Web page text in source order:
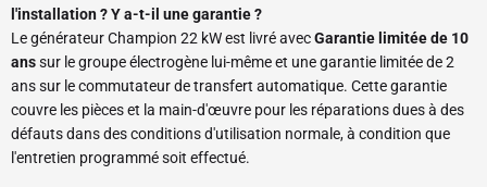
l'installation ? Y a-t-il une garantie ?
Le générateur Champion 22 kW est livré avecGarantie limitée de 10
anssur le groupe électrogène lui-même et une garantie limitée de 2
ans sur le commutateur de transfert automatique. Cette garantie
couvre les pièces et la main-d'œuvre pour les réparations dues à des
défauts dans des conditions d'utilisation normale, à condition que
l'entretien programmé soit effectué.